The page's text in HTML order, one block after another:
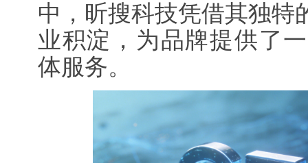
中，昕搜科技凭借其独特
业积淀，为品牌提供了
体服务。